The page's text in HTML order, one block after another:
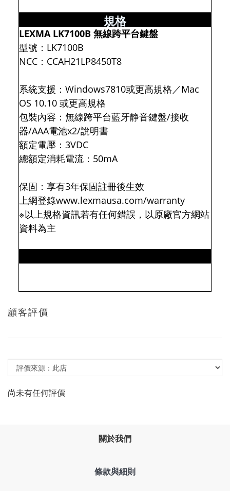
規格
LEXMA LK7100B 無線跨平台鍵盤
型號：LK7100B
NCC：CCAH21LP8450T8
系統支援：Windows7810或更高規格／Mac
OS 10.10 或更高規格
包裝內容：無線跨平台藍牙静音鍵盤/接收
器/AAA電池x2/說明書
額定電壓：3VDC
總額定消耗電流：50mA
保固：享有3年保固註冊後生效
上網登錄www.lexmausa.com/warranty
※以上規格資訊若有任何錯誤，以原廠官方網站
資料為主
顧客評價
尚未有任何評價
關於我們
條款與細則